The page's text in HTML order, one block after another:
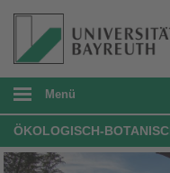
Menü
ÖKOLOGISCH-